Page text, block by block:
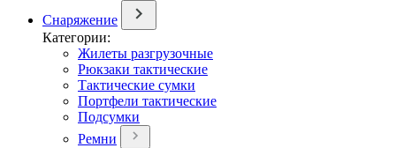
Снаряжение
Категории:
Жилеты разгрузочные
Рюкзаки тактические
Тактические сумки
Портфели тактические
Подсумки
Ремни